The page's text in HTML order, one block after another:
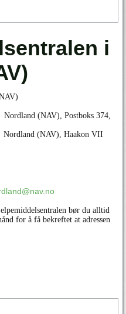
i
(NAV), Postboks 374,
(NAV), Haakon VII
bør du alltid
for å få bekreftet at adressen